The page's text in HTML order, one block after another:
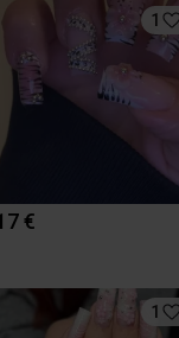
1
€
1